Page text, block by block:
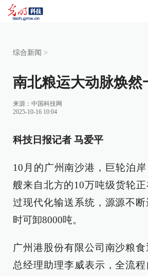
综合新闻 >
南北粮运大动脉焕然
来源： 中国科技网
2025-10-16 10:04
科技日报记者 马爱平
10月的广州南沙港，巨轮泊
艘来自北方的10万吨级货轮
过现代化输送系统，源源不
时可卸8000吨。
广州港股份有限公司南沙粮
总经理助理李威表示，全流